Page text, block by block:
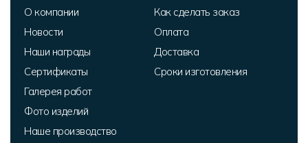
О компании
Новости
Наши награды
Сертификаты
Галерея работ
Фото изделий
Наше производство
Как сделать заказ
Оплата
Доставка
Сроки изготовления